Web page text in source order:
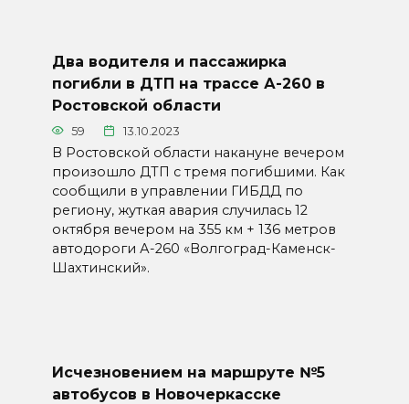
Два водителя и пассажирка
погибли в ДТП на трассе А-260 в
Ростовской области
59 13.10.2023
В Ростовской области накануне вечером
произошло ДТП с тремя погибшими. Как
сообщили в управлении ГИБДД по
региону, жуткая авария случилась 12
октября вечером на 355 км + 136 метров
автодороги А-260 «Волгоград-Каменск-
Шахтинский».
Исчезновением на маршруте №5
автобусов в Новочеркасске